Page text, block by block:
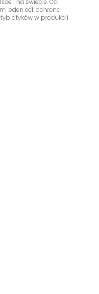
i na świecie. Od
jeden cel: ochrona i
w produkcji